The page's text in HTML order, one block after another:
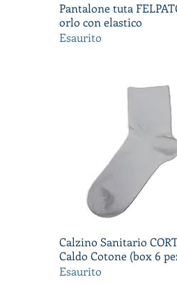
Vista rapida
Pantalone tuta
orlo con elastico
Esaurito
Vista rapida
Calzino Sanitario
Caldo Cotone (box 6
Esaurito